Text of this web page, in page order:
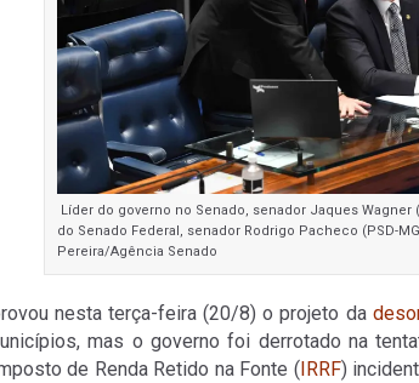
Líder do governo no Senado, senador Jaques Wagner
do Senado Federal, senador Rodrigo Pacheco (PSD-
Pereira/Agência Senado
nesta terça-feira (20/8) o projeto da
mas o governo foi derrotado na
de Renda Retido na Fonte ( IRRF)